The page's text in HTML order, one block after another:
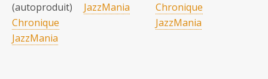
(autoproduit)
Chronique
JazzMania
JazzMania
Chronique
JazzMania